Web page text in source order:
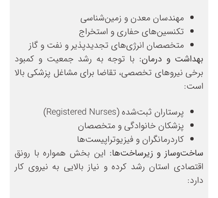
مهندسان معدن و زمین‌شناسی
تکنسین‌های حفاری و استخراج
متخصصان انرژی‌های تجدیدپذیر و نفت و گاز
بهداشت و درمان: با توجه به رشد جمعیت و کمبود
برخی نیروهای تخصصی، تقاضا برای مشاغل پزشکی بالا
است:
پرستاران ثبت‌شده (Registered Nurses)
پزشکان خانوادگی و متخصصان
کاردرمانگران و فیزیوتراپیست‌ها
ساخت‌وساز و زیرساخت‌ها: این بخش همواره با رونق
اقتصادی استان رشد کرده و نیاز بالایی به نیروی کار
دارد: